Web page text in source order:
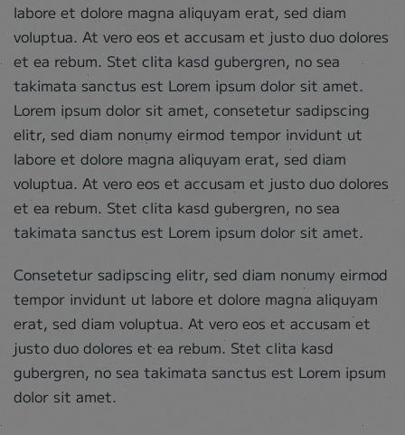
labore et dolore magna aliquyam erat, sed diam
voluptua. At vero eos et accusam et justo duo dolores
et ea rebum. Stet clita kasd gubergren, no sea
takimata sanctus est Lorem ipsum dolor sit amet.
Lorem ipsum dolor sit amet, consetetur sadipscing
elitr, sed diam nonumy eirmod tempor invidunt ut
labore et dolore magna aliquyam erat, sed diam
voluptua. At vero eos et accusam et justo duo dolores
et ea rebum. Stet clita kasd gubergren, no sea
takimata sanctus est Lorem ipsum dolor sit amet.
Consetetur sadipscing elitr, sed diam nonumy eirmod
tempor invidunt ut labore et dolore magna aliquyam
erat, sed diam voluptua. At vero eos et accusam et
justo duo dolores et ea rebum. Stet clita kasd
gubergren, no sea takimata sanctus est Lorem ipsum
dolor sit amet.